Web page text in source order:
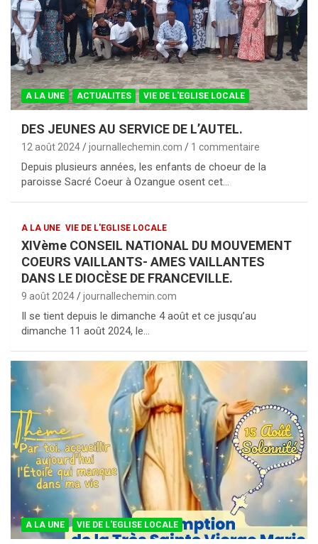
A LA UNE ACTUALITES VIE DE L'EGLISE LOCALE
DES JEUNES AU SERVICE DE L’AUTEL.
12 août 2024 journallechemin.com 1 commentaire
Depuis plusieurs années, les enfants de choeur de la
paroisse Sacré Coeur à Ozangue osent cet…
A LA UNE VIE DE L'EGLISE LOCALE
XIVème CONSEIL NATIONAL DU MOUVEMENT
COEURS VAILLANTS- AMES VAILLANTES
DANS LE DIOCÈSE DE FRANCEVILLE.
9 août 2024 journallechemin.com
Il se tient depuis le dimanche 4 août et ce jusqu’au
dimanche 11 août 2024, le…
A LA UNE VIE DE L'EGLISE LOCALE